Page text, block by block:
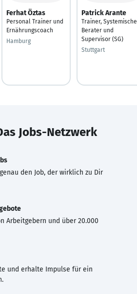
Ferhat Öztas
Personal Trainer und
Ernährungscoach
Hamburg
Patrick Arante
Trainer,
Berater und
Supervisor (SG)
Stuttgart
Jobs-Netzwerk
den Job, der wirklich zu Dir
Arbeitgebern und über 20.000
und erhalte Impulse für ein